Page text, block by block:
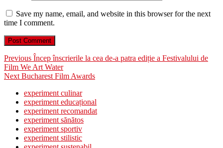
Save my name, email, and website in this browser for the next
time I comment.
Post
navigation
Previous Previous
post:
Încep înscrierile la cea de-a patra ediție a Festivalului de
Film We Art Water
Next Next
Bucharest Film Awards
experiment culinar
experiment educațional
experiment recomandat
experiment sănătos
experiment sportiv
experiment stilistic